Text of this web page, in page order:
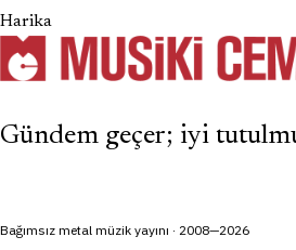
Harika
Gündem geçer; iyi
Bağımsız metal müzik yayını · 2008—2026